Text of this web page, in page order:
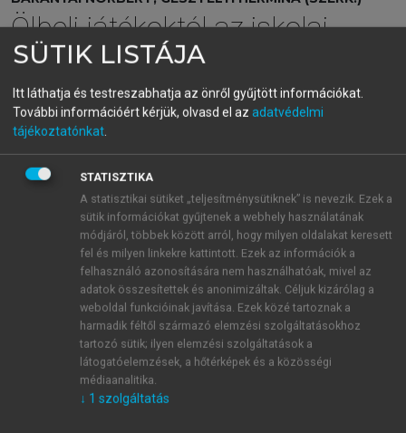
Ölbeli játékoktól az iskolai
játszmákig
Gyerek- és ifjúsági irodalom a közoktatás különböző
szintjein
menu_book OLVASÁS
A zaklatás tematizálása
Eddig a „bűntény” elkövetője és áldozata utáni
nyomozásról esett szó, azonban nem szabad szem
elől tévesztenünk azt sem, mi történt pontosan azon
a sötét hétfő délutánon. Látszólag az iskolai zaklatás
problémája köré szerveződik a cselekmény, a
Balázzsal történtek mégsem minősülnek definíció
SÜTIK LISTÁJA
Itt láthatja és testreszabhatja az önről gyűjtött információkat.
További információért kérjük, olvasd el az adatvédelmi
tájékoztatónkat.
STATISZTIKA
A statisztikai sütiket „teljesítménysütiknek” is nevezik. Ezek a
sütik információkat gyűjtenek a webhely használatának
módjáról, többek között arról, hogy milyen oldalakat keresett
fel és milyen linkekre kattintott. Ezek az információk a
felhasználó azonosítására nem használhatóak, mivel az
adatok összesítettek és anonimizáltak. Céljuk kizárólag a
weboldal funkcióinak javítása. Ezek közé tartoznak a
harmadik féltől származó elemzési szolgáltatásokhoz
tartozó sütik; ilyen elemzési szolgáltatások a
látogatóelemzések, a hőtérképek és a közösségi
médiaanalitika.
↓ 1 szolgáltatás